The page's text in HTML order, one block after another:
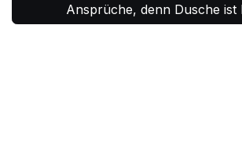
Ansprüche, denn Dusche ist